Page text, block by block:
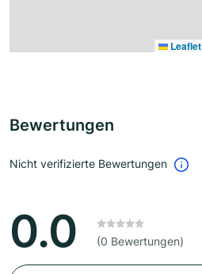
Leaflet
Bewertungen
Nicht verifizierte Bewertungen
0.0 (0 Bewertungen)